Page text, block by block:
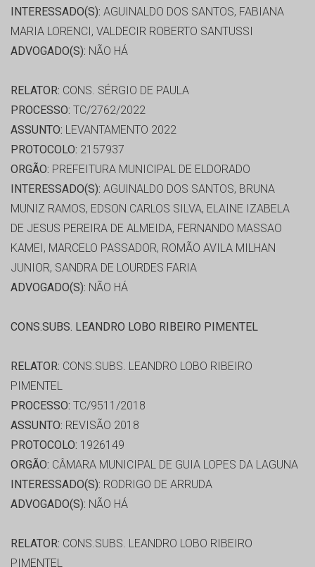
INTERESSADO(S): AGUINALDO DOS SANTOS, FABIANA
MARIA LORENCI, VALDECIR ROBERTO SANTUSSI
ADVOGADO(S): NÃO HÁ
RELATOR: CONS. SÉRGIO DE PAULA
PROCESSO: TC/2762/2022
ASSUNTO: LEVANTAMENTO 2022
PROTOCOLO: 2157937
ORGÃO: PREFEITURA MUNICIPAL DE ELDORADO
INTERESSADO(S): AGUINALDO DOS SANTOS, BRUNA
MUNIZ RAMOS, EDSON CARLOS SILVA, ELAINE IZABELA
DE JESUS PEREIRA DE ALMEIDA, FERNANDO MASSAO
KAMEI, MARCELO PASSADOR, ROMÃO AVILA MILHAN
JUNIOR, SANDRA DE LOURDES FARIA
ADVOGADO(S): NÃO HÁ
CONS.SUBS. LEANDRO LOBO RIBEIRO PIMENTEL
RELATOR: CONS.SUBS. LEANDRO LOBO RIBEIRO
PIMENTEL
PROCESSO: TC/9511/2018
ASSUNTO: REVISÃO 2018
PROTOCOLO: 1926149
ORGÃO: CÂMARA MUNICIPAL DE GUIA LOPES DA LAGUNA
INTERESSADO(S): RODRIGO DE ARRUDA
ADVOGADO(S): NÃO HÁ
RELATOR: CONS.SUBS. LEANDRO LOBO RIBEIRO
PIMENTEL